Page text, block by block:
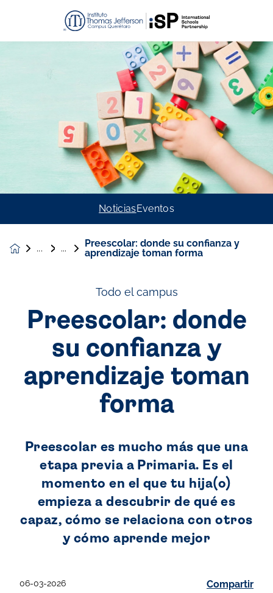
NoticiasEventos
Preescolar: donde su confianza y
aprendizaje toman forma
Todo el campus
Preescolar: donde
su confianza y
aprendizaje toman
forma
Preescolar es mucho más que una
etapa previa a Primaria. Es el
momento en el que tu hija(o)
empieza a descubrir de qué es
capaz, cómo se relaciona con otros
y cómo aprende mejor
06-03-2026 Compartir